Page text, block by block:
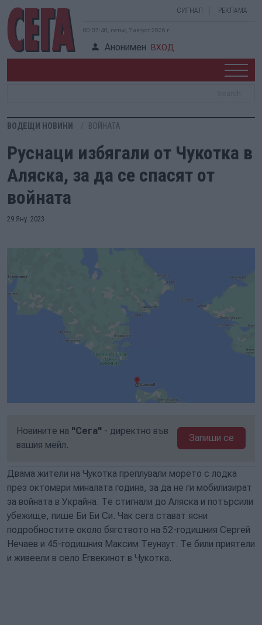
СИГНАЛ РЕКЛАМА
00:07:40, петък, 7 август 2026 г.
Анонимен ВХОД
ВОДЕЩИ НОВИНИ ВОЙНАТА
Руснаци избягали от Чукотка в
Аляска, за да се спасят от
войната
29 Яну. 2023
Новините на "Сега" - директно във
вашия мейл.
Запиши се
Двама жители на Чукотка преплували морето с лодка
през октомври миналата година, за да не ги мобилизират
за войната в Украйна. Те стигнали до Аляска и потърсили
убежище, пише Би Би Си. Чак сега стават ясни
подробностите около бягството на 52-годишния Сергей
Нечаев и 45-годишния Максим Теунаут. Те били приятели
и живеели в село Егвекинот в Чукотка.